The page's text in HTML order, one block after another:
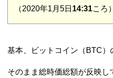
（2020年1月5日 14:31ころ）
基本、ビットコイン（BTC）
そのまま総時価総額が反映し